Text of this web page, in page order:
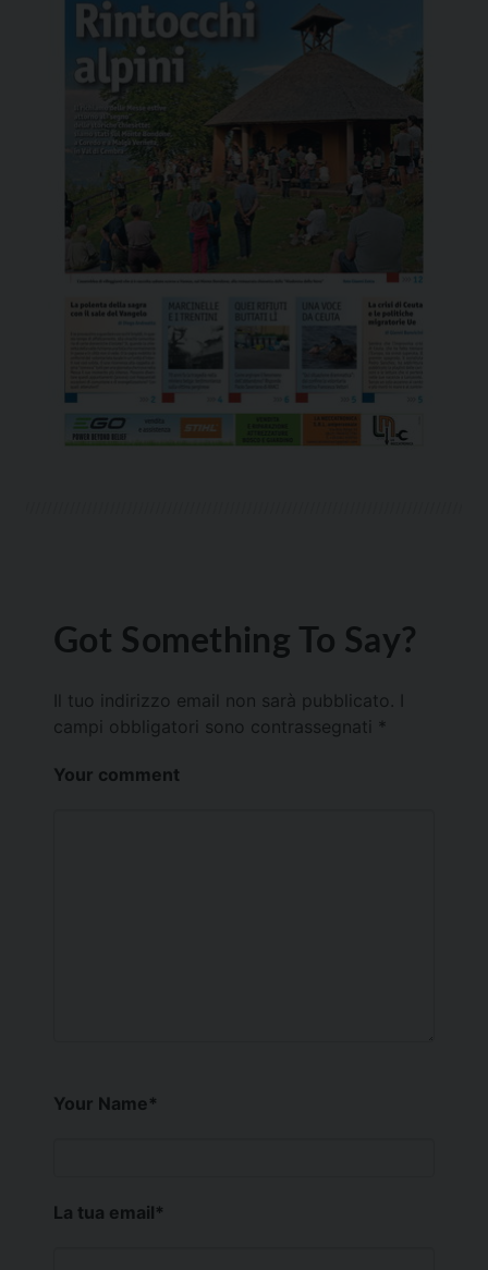
Got Something To Say?
Il tuo indirizzo email non sarà pubblicato.
campi obbligatori sono contrassegnati *
Your comment
Your Name*
La tua email*